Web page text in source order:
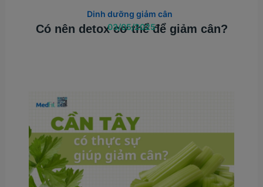
Có nên detox cơ thể để giảm cân?
Dinh dưỡng giảm cân
03/05/2025